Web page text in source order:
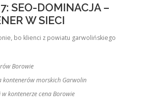
SEO-DOMINACJA –
W SIECI
bo klienci z powiatu garwolińskiego
Borowie
kontenerów morskich Garwolin
w kontenerze cena Borowie